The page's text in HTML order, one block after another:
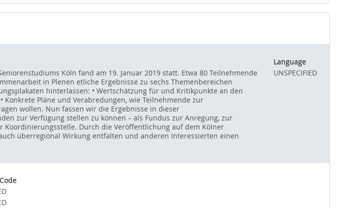
Language
Köln fand am 19. Januar 2019 statt. Etwa 80 Teilnehmende
in Plenen etliche Ergebnisse zu sechs Themenbereichen
hinterlassen: • Wertschätzung für und Kritikpunkte an den
Pläne und Verabredungen, wie Teilnehmende zur
wollen. Nun fassen wir die Ergebnisse in dieser
zur Verfügung stellen zu können – als Fundus zur Anregung, zur
Durch die Veröffentlichung auf dem Kölner
überregional Wirkung entfalten und anderen Interessierten einen
UNSPECIFIED